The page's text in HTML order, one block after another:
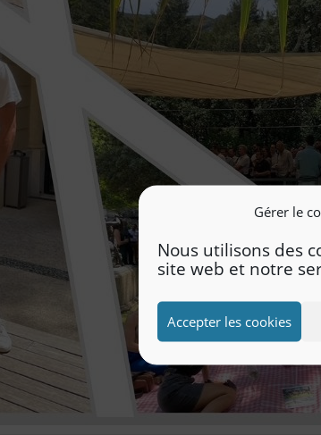
Gérer le
Nous utilisons des
site web et notre
Accepter les cookies